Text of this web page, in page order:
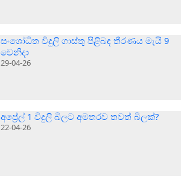
සංශෝධිත විදුලි ගාස්තු පිළිබඳ තීරණය මැයි 9
වෙනිදා
29-04-26
අප්‍රේල් 1 විදුලි බිලට අමතරව තවත් බිලක්?
22-04-26